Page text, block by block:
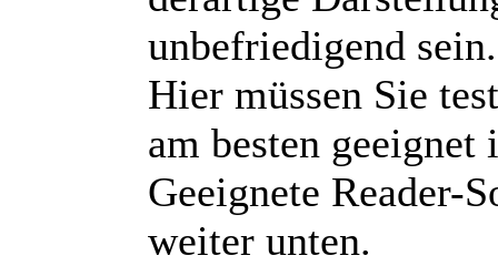
unbefriedigend sein.
Hier müssen Sie
am besten geeignet
Geeignete Reader-
weiter unten.